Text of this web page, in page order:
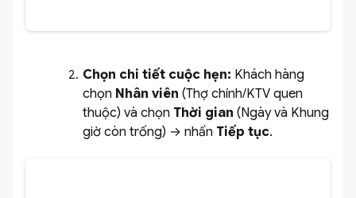
Chọn chi tiết cuộc hẹn: Khách hàng
chọn Nhân viên (Thợ chính/KTV quen
thuộc) và chọn Thời gian (Ngày và Khung
giờ còn trống) → nhấn Tiếp tục.